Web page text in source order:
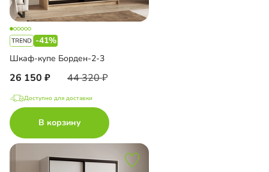
-41%
Шкаф-купе Борден-2-3
26 150 44 320
Доступно для доставки
В корзину